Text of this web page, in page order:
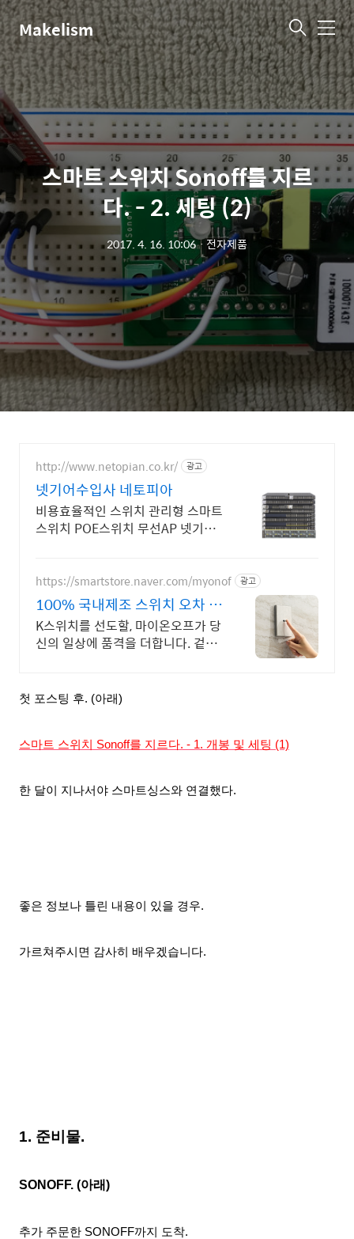
Makelism 메
뉴
스마트 스위치 Sonoff를 지르
다. - 2. 세팅 (2)
2017. 4. 16. 10:06ㆍ전자제품
http://www.netopian.co.kr/ 광고
넷기어수입사 네토피아
비용효율적인 스위치 관리형 스마트
스위치 POE스위치 무선AP 넷기어
https://smartstore.naver.com/myonof 광고
100% 국내제조 스위치 오차 없
는 정밀함, ONOF
K스위치를 선도할, 마이온오프가 당
신의 일상에 품격을 더합니다. 겉은
첫 포스팅 후. (아래)
스마트 스위치 Sonoff를 지르다. - 1. 개봉 및 세팅 (1)
한 달이 지나서야 스마트싱스와 연결했다.
좋은 정보나 틀린 내용이 있을 경우.
가르쳐주시 면 감사히 배우겠습니다.
1. 준비물.
SONOFF. (아래)
추가 주문한 SONOFF까지 도착.